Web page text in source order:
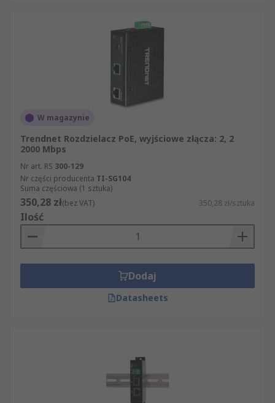
W magazynie
Trendnet Rozdzielacz PoE, wyjściowe złącza: 2, 2
2000 Mbps
Nr art. RS 300-129
Nr części producenta TI-SG104
Suma częściowa (1 sztuka)
350,28 zł(bez VAT) 350,28 zł/sztuka
Ilość
Dodaj
Datasheets